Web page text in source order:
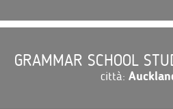
GRAMMAR SCHOOL
città: